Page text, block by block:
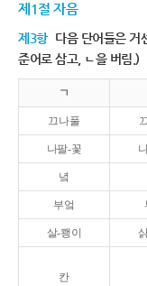
제1절 자음
제3항 다음 단어들은 거
준어로 삼고, ㄴ을 버림.)
ㄱ
끄나풀
나팔-꽃
녘
부엌
살-쾡이
칸